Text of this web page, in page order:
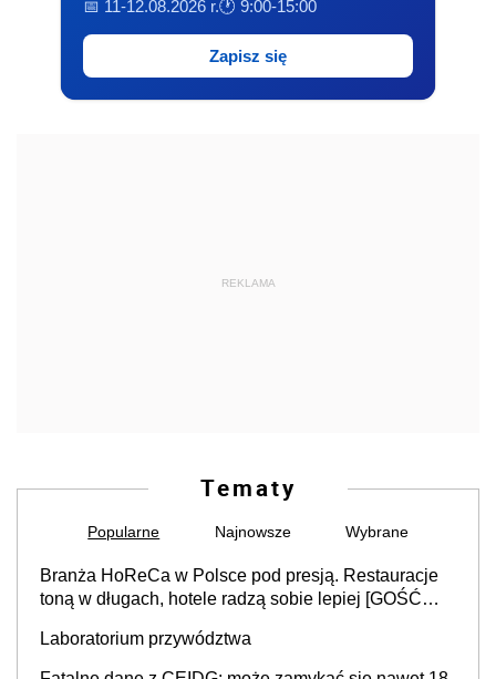
📅 11-12.08.2026 r.🕐 9:00-15:00
Zapisz się
REKLAMA
Tematy
Popularne Najnowsze Wybrane
Branża HoReCa w Polsce pod presją. Restauracje
toną w długach, hotele radzą sobie lepiej [GOŚĆ
Laboratorium przywództwa